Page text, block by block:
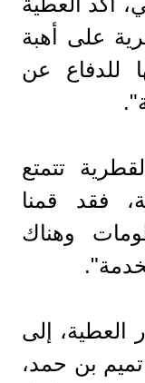
على أهبة
للدفاع عن
تتمتع
فقد قمنا
وهناك
العطية، إلى
بن حمد،